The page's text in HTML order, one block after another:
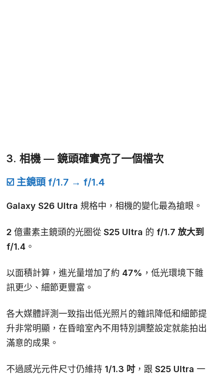
3. 相機 — 鏡頭確實亮了一個檔次
☑️ 主鏡頭 f/1.7 → f/1.4
Galaxy S26 Ultra 規格中，相機的變化最為搶眼。
2 億畫素主鏡頭的光圈從 S25 Ultra 的 f/1.7 放大到
f/1.4 。
以面積計算，進光量增加了約 47% ，低光環境下雜
訊更少、細節更豐富。
各大媒體評測一致指出低光照片的雜訊降低和細節提
升非常明顯，在昏暗室內不用特別調整設定就能拍出
滿意的成果。
不過感光元件尺寸仍維持 1/1.3 吋，跟 S25 Ultra 一